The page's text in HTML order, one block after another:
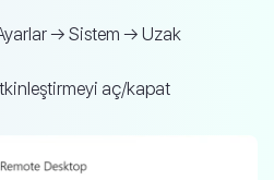
→ Sistem → Uzak
aç/kapat